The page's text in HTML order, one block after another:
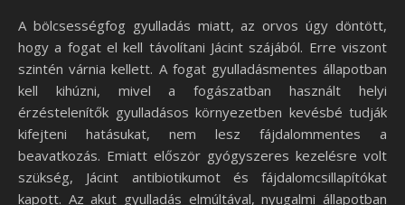
A bölcsességfog gyulladás miatt, az orvos úgy döntött,
hogy a fogat el kell távolítani Jácint szájából. Erre viszont
szintén várnia kellett. A fogat gyulladásmentes állapotban
kell kihúzni, mivel a fogászatban használt helyi
érzéstelenítők gyulladásos környezetben kevésbé tudják
kifejteni hatásukat, nem lesz fájdalommentes a
beavatkozás. Emiatt először gyógyszeres kezelésre volt
szükség, Jácint antibiotikumot és fájdalomcsillapítókat
kapott. Az akut gyulladás elmúltával, nyugalmi állapotban